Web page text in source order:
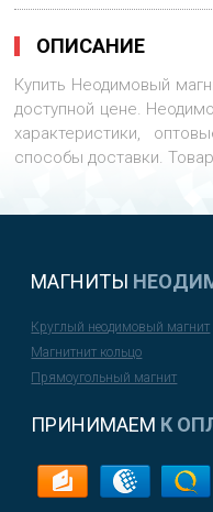
ОПИСАНИЕ
Купить Неодимовый
доступной цене.
характеристики,
способы доставки.
МАГНИТЫ
Круглый неодимовый магнит
Магнитнит кольцо
Прямоугольный магнит
ПРИНИМАЕМ К